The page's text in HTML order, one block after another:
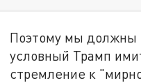
Поэтому мы должны
условный Трамп
стремление к